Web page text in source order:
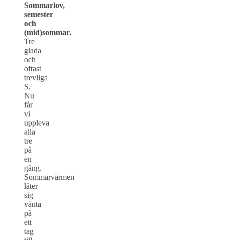
Sommarlov,
semester
och
(mid)sommar.
Tre
glada
och
oftast
trevliga
S.
Nu
får
vi
uppleva
alla
tre
på
en
gång.
Sommarvärmen
låter
sig
vänta
på
ett
tag